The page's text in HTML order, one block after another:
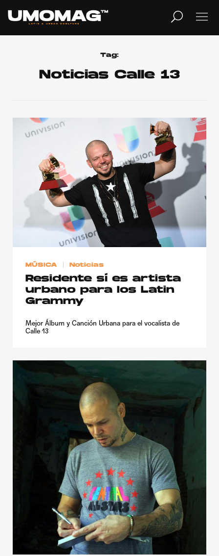
Home
Cover Story
Publicidad
Contacto
Aviso Legal
© 2015-2022 UMOMAG. PROPIEDAD DE UMO agency. TODOS LOS
DERECHOS RESERVADOS.
Tag:
Noticias Calle 13
MÚSICA Noticias
Residente sí es artista
urbano para los Latin
Grammy
Mejor Álbum y Canción Urbana para el vocalista de
Calle 13